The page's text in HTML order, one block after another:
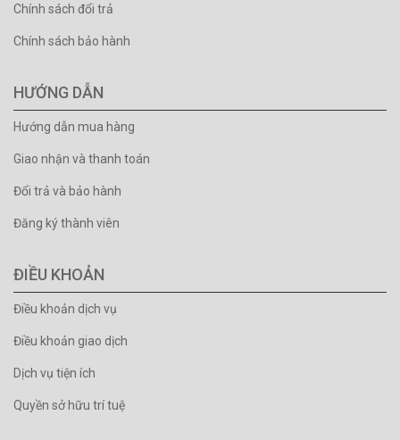
Chính sách đổi trả
Chính sách bảo hành
HƯỚNG DẪN
Hướng dẫn mua hàng
Giao nhận và thanh toán
Đổi trả và bảo hành
Đăng ký thành viên
ĐIỀU KHOẢN
Điều khoản dịch vụ
Điều khoản giao dịch
Dịch vụ tiện ích
Quyền sở hữu trí tuệ